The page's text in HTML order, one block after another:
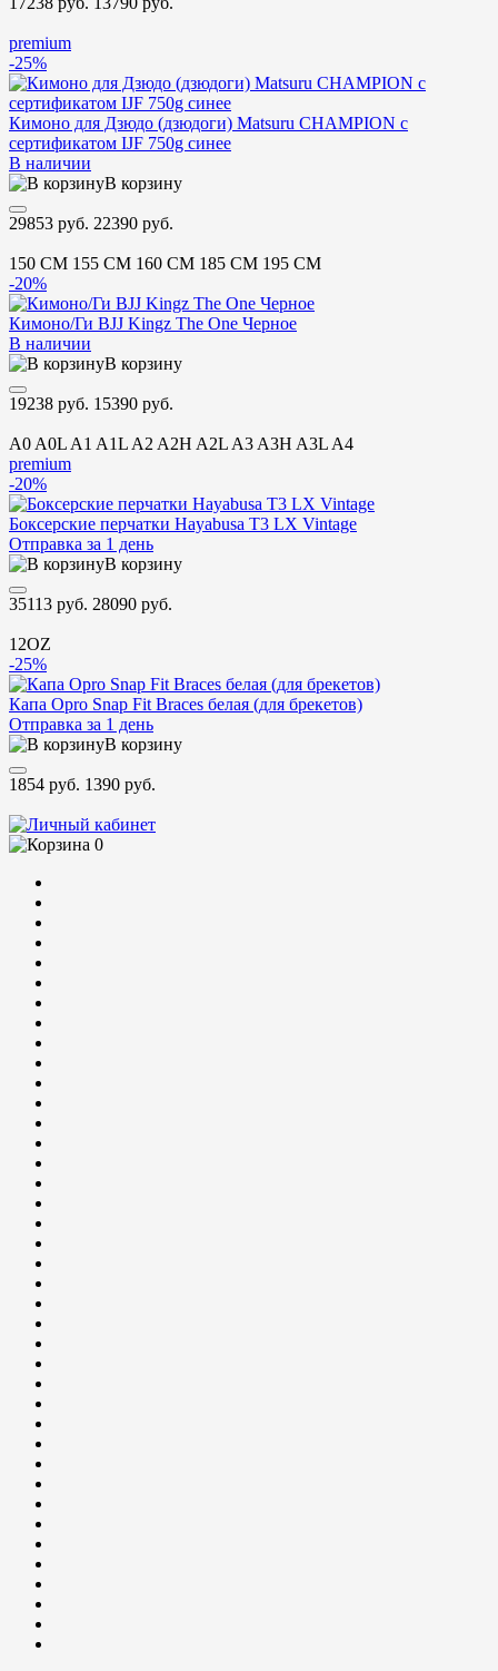
premium
-25%
Кимоно для Дзюдо (дзюдоги) Matsuru CHAMPION с
сертификатом IJF 750g синее
В наличии
В корзину
29853 руб. 22390 руб.
150 CM 155 CM 160 CM 185 CM 195 CM
-20%
Кимоно/Ги BJJ Kingz The One Черное
В наличии
В корзину
19238 руб. 15390 руб.
A0 A0L A1 A1L A2 A2H A2L A3 A3H A3L A4
premium
-20%
Боксерские перчатки Hayabusa T3 LX Vintage
Отправка за 1 день
В корзину
35113 руб. 28090 руб.
12OZ
-25%
Капа Opro Snap Fit Braces белая (для брекетов)
Отправка за 1 день
В корзину
1854 руб. 1390 руб.
0